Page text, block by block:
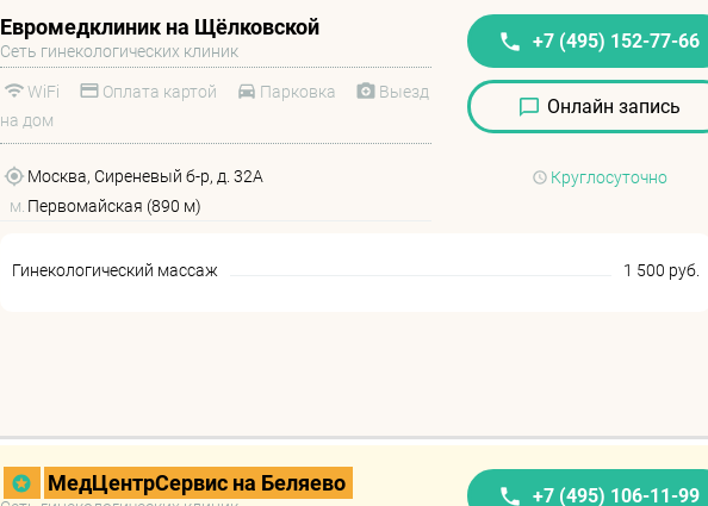
Евромедклиник на Щёлковской
Сеть гинекологических клиник
WiFi Оплата картой Парковка
Выезд
на дом
Москва, Сиреневый б-р, д. 32А
м. Первомайская (890 м)
Гинекологический массаж 1 500 руб.
+7 (495) 152-77-66
Онлайн запись
Круглосуточно
МедЦентрСервис на Беляево
+7 (495) 106-11-99